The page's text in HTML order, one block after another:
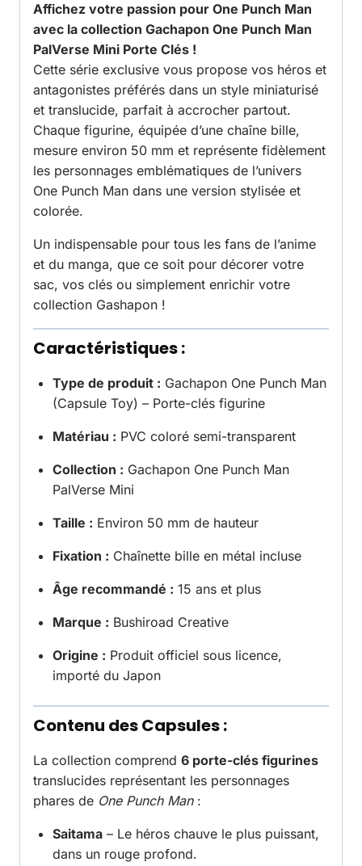
Affichez votre passion pour One Punch Man
avec la collection Gachapon One Punch Man
PalVerse Mini Porte Clés !
Cette série exclusive vous propose vos héros et
antagonistes préférés dans un style miniaturisé
et translucide, parfait à accrocher partout.
Chaque figurine, équipée d’une chaîne bille,
mesure environ 50 mm et représente fidèlement
les personnages emblématiques de l’univers
One Punch Man dans une version stylisée et
colorée.
Un indispensable pour tous les fans de l’anime
et du manga, que ce soit pour décorer votre
sac, vos clés ou simplement enrichir votre
collection Gashapon !
Caractéristiques :
Type de produit : Gachapon One Punch Man
(Capsule Toy) – Porte-clés figurine
Matériau : PVC coloré semi-transparent
Collection : Gachapon One Punch Man
PalVerse Mini
Taille : Environ 50 mm de hauteur
Fixation : Chaînette bille en métal incluse
Âge recommandé : 15 ans et plus
Marque : Bushiroad Creative
Origine : Produit officiel sous licence,
importé du Japon
Contenu des Capsules :
La collection comprend 6 porte-clés figurines
translucides représentant les personnages
phares de One Punch Man:
Saitama – Le héros chauve le plus puissant,
dans un rouge profond.